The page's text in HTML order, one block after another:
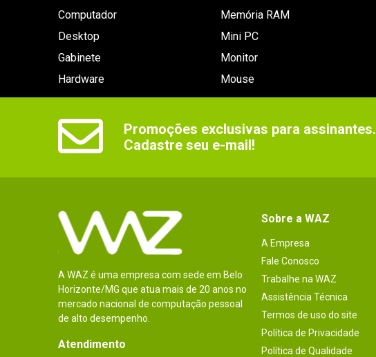
Computador
Desktop
Gabinete
Hardware
Memória RAM
Mini PC
Monitor
Mouse
Promoções exclusivas para assinantes.
Cadastre seu e-mail!
A WAZ é uma empresa com sede em Belo
Horizonte/MG que atua mais de 20 anos no
mercado nacional de computação pessoal
de alto desempenho.
Atendimento
Sobre a WAZ
A Empresa
Fale Conosco
Trabalhe na WAZ
Assistência Técnica
Termos de uso do site
Política de Privacidade
Política de Qualidade